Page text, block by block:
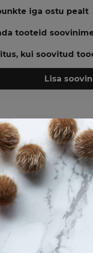
iga ostu pealt
tooteid
kui soovitud
Lisa
selle tootega.
20701